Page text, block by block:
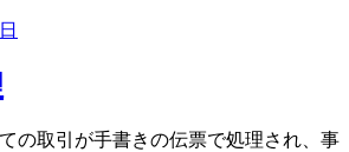
の取引が手書きの伝票で処理され、事